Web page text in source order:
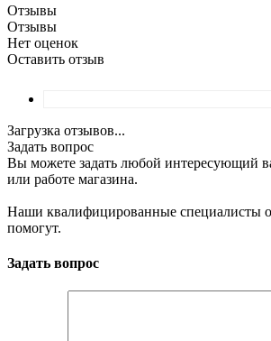
Отзывы
Отзывы
Нет оценок
Оставить отзыв
Загрузка отзывов...
Задать вопрос
Вы можете задать любой интересующий
или работе магазина.
Наши квалифицированные специалисты
помогут.
Задать вопрос